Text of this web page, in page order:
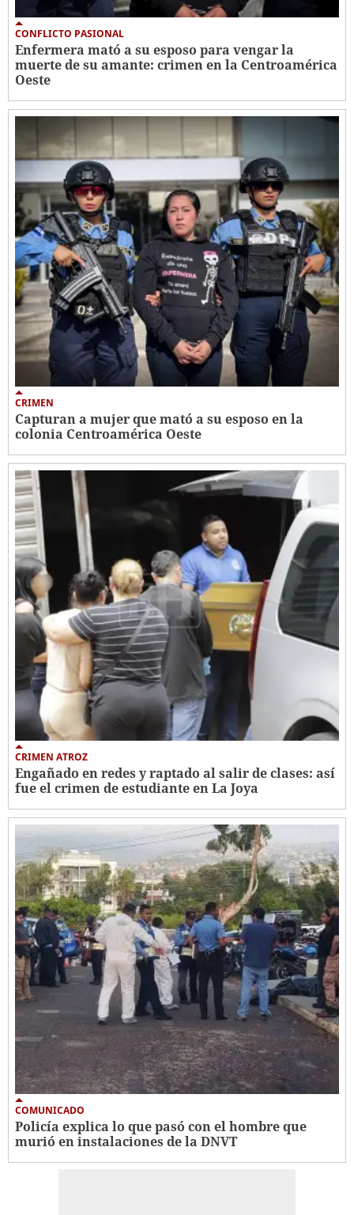
CONFLICTO PASIONAL
Enfermera mató a su esposo para vengar la
muerte de su amante: crimen en la Centroamérica
Oeste
CRIMEN
Capturan a mujer que mató a su esposo en la
colonia Centroamérica Oeste
CRIMEN ATROZ
Engañado en redes y raptado al salir de clases: así
fue el crimen de estudiante en La Joya
COMUNICADO
Policía explica lo que pasó con el hombre que
murió en instalaciones de la DNVT